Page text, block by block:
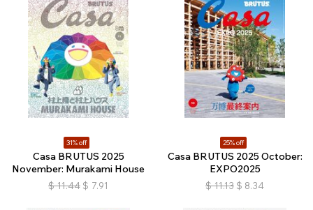
31% off
Casa BRUTUS 2025
November: Murakami House
$ 11.44 $ 7.91
25% off
Casa BRUTUS 2025 October:
EXPO2025
$ 11.13 $ 8.34